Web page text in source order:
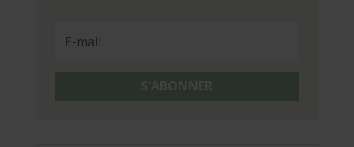
S'ABONNER